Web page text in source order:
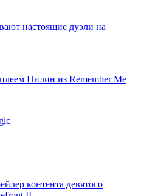
настоящие дуэли на
Нилин из Remember Me
контента девятого